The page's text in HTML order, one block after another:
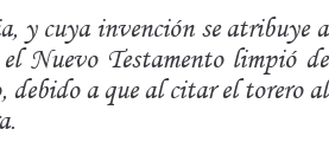
y cuya invención se atribuye a
Nuevo Testamento limpió de
debido a que al citar el torero al